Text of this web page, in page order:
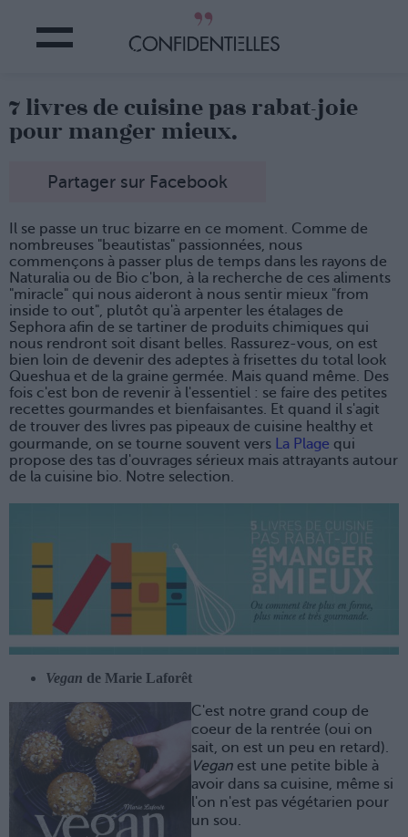
7 livres de cuisine pas rabat-joie
pour manger mieux.
Partager sur Facebook
Il se passe un truc bizarre en ce moment. Comme de
nombreuses "beautistas" passionnées, nous
commençons à passer plus de temps dans les rayons de
Naturalia ou de Bio c'bon, à la recherche de ces aliments
"miracle" qui nous aideront à nous sentir mieux "from
inside to out", plutôt qu'à arpenter les étalages de
Sephora afin de se tartiner de produits chimiques qui
nous rendront soit disant belles. Rassurez-vous, on est
bien loin de devenir des adeptes à frisettes du total look
Queshua et de la graine germée. Mais quand même. Des
fois c'est bon de revenir à l'essentiel : se faire des petites
recettes gourmandes et bienfaisantes. Et quand il s'agit
de trouver des livres pas pipeaux de cuisine healthy et
gourmande, on se tourne souvent vers La Plage qui
propose des tas d'ouvrages sérieux mais attrayants autour
de la cuisine bio. Notre selection.
Vegan de Marie Laforêt
C'est notre grand coup de
coeur de la rentrée (oui on
sait, on est un peu en retard).
Vegan est une petite bible à
avoir dans sa cuisine, même si
l'on n'est pas végétarien pour
un sou.